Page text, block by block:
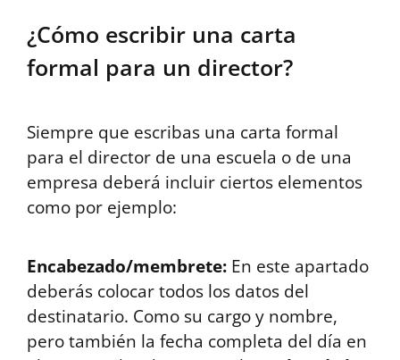
¿Cómo escribir una carta
formal para un director?
Siempre que escribas una carta formal
para el director de una escuela o de una
empresa deberá incluir ciertos elementos
como por ejemplo:
Encabezado/membrete: En este apartado
deberás colocar todos los datos del
destinatario. Como su cargo y nombre,
pero también la fecha completa del día en